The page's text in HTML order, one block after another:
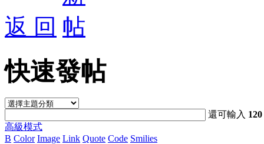
返 回
快速發帖
還可輸入 120
高級模式
B Color Image Link Quote Code Smilies